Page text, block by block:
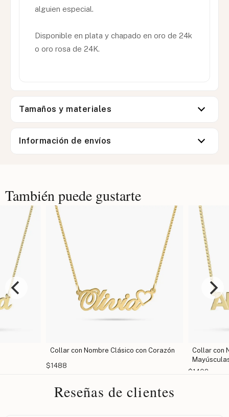
alguien especial.
Disponible en plata y chapado en oro de 24k
o oro rosa de 24K.
Tamaños y materiales
Información de envíos
También puede gustarte
Collar
$1108
Collar con Nombre en Letras
Reseñas de clientes